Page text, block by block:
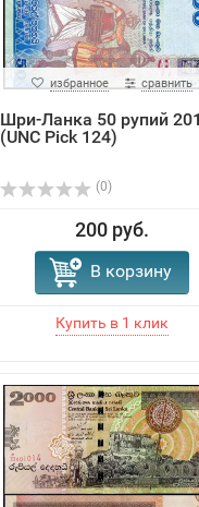
избранное сравнить
Шри-Ланка 50 рупий
(UNC Pick 124)
(0)
200 руб.
В корзину